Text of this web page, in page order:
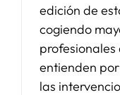
edición de
cogiendo
profesionales
entienden
las